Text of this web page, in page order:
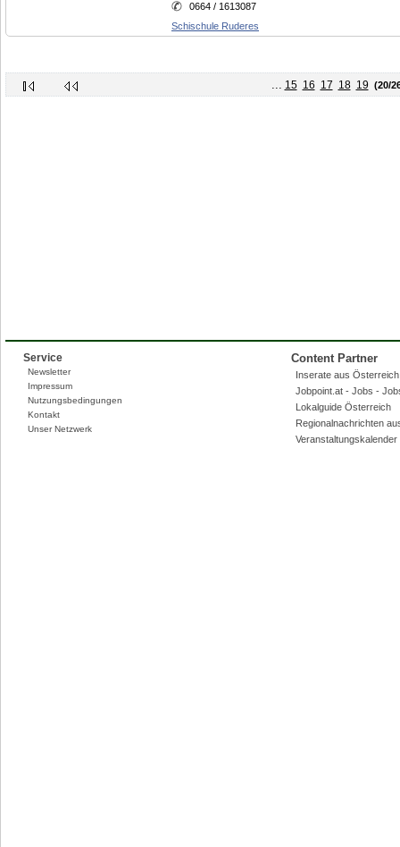
0664 / 1613087
Schischule Ruderes
... 15 16 17 18 19 (20/
Service
Newsletter
Impressum
Nutzungsbedingungen
Kontakt
Unser Netzwerk
Content Partner
Inserate aus
Jobpoint.at - Jobs -
Lokalguide Österreich
Regionalnachrichten